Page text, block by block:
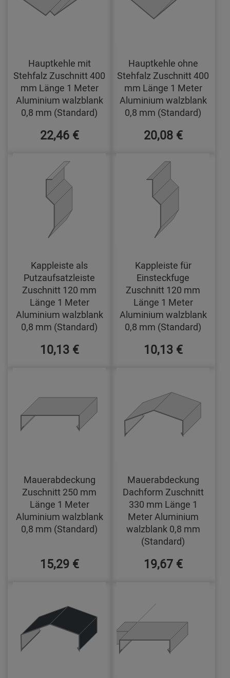
Hauptkehle mit
Stehfalz Zuschnitt 400
mm Länge 1 Meter
Aluminium walzblank
0,8 mm (Standard)
22,46 €
Hauptkehle ohne
Stehfalz Zuschnitt 400
mm Länge 1 Meter
Aluminium walzblank
0,8 mm (Standard)
20,08 €
Kappleiste als
Putzaufsatzleiste
Zuschnitt 120 mm
Länge 1 Meter
Aluminium walzblank
0,8 mm (Standard)
10,13 €
Kappleiste für
Einsteckfuge
Zuschnitt 120 mm
Länge 1 Meter
Aluminium walzblank
0,8 mm (Standard)
10,13 €
Mauerabdeckung
Zuschnitt 250 mm
Länge 1 Meter
Aluminium walzblank
0,8 mm (Standard)
15,29 €
Mauerabdeckung
Dachform Zuschnitt
330 mm Länge 1
Meter Aluminium
walzblank 0,8 mm
(Standard)
19,67 €